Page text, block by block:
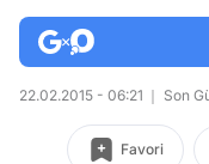
22.02.2015 - 06:21 Son
Favori